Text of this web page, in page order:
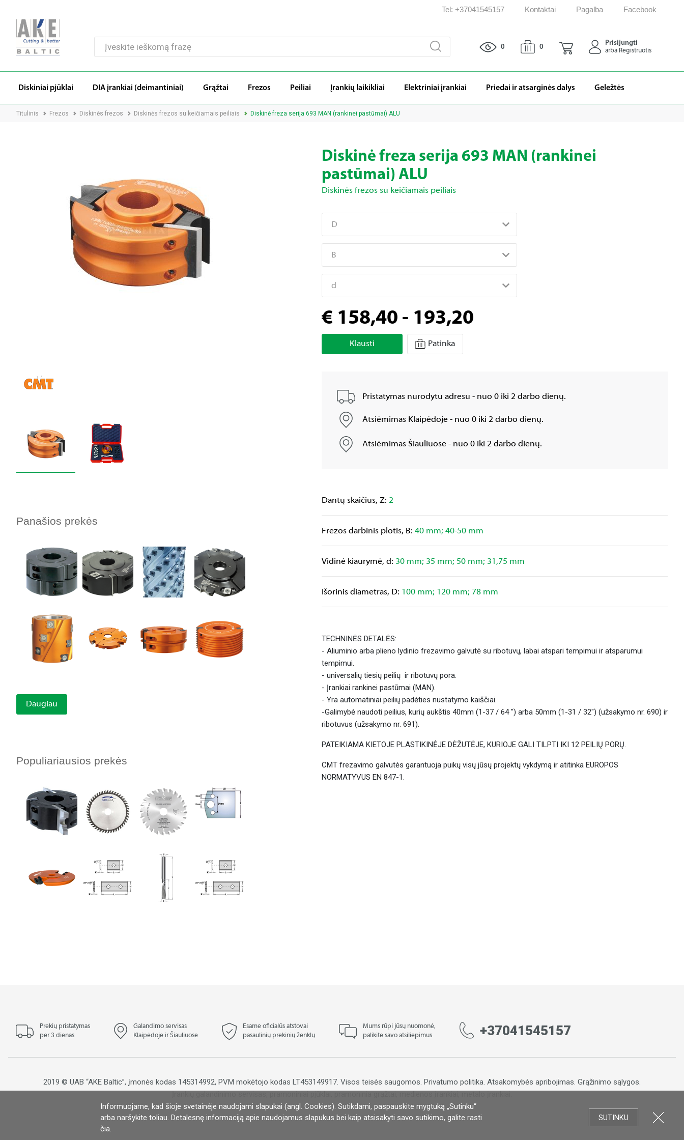
Informuojame, kad šioje svetainėje naudojami slapukai (angl. Cookies). Sutikdami, paspauskite mygtuką „Sutinku“
arba naršykite toliau. Detalesnę informaciją apie naudojamus slapukus bei kaip atsisakyti savo sutikimo, galite rasti
čia.
SUTINKU
Tel: +37041545157 Kontaktai Pagalba Facebook
Diskiniai pjūklai DIA įrankiai (deimantiniai) Grąžtai Frezos Peiliai Įrankių laikikliai Elektriniai įrankiai Priedai ir atsarginės dalys Geležtės
0 0
Prisijungti
arba Registruotis
Titulinis Frezos Diskinės frezos Diskinės frezos su keičiamais peiliais Diskinė freza serija 693 MAN (rankinei pastūmai) ALU
Panašios prekės
Daugiau
Populiariausios prekės
Diskinė freza serija 693 MAN (rankinei
pastūmai) ALU
Diskinės frezos su keičiamais peiliais
D
B
d
€ 158,40 - 193,20
Klausti Patinka
Pristatymas nurodytu adresu - nuo 0 iki 2 darbo dienų.
Atsiėmimas Klaipėdoje - nuo 0 iki 2 darbo dienų.
Atsiėmimas Šiauliuose - nuo 0 iki 2 darbo dienų.
Dantų skaičius, Z: 2
Frezos darbinis plotis, B: 40 mm; 40-50 mm
Vidinė kiaurymė, d: 30 mm; 35 mm; 50 mm; 31,75 mm
Išorinis diametras, D: 100 mm; 120 mm; 78 mm
TECHNINĖS DETALĖS:
- Aliuminio arba plieno lydinio frezavimo galvutė su ribotuvų, labai atspari tempimui ir atsparumui
tempimui.
- universalių tiesių peilių ir ribotuvų pora.
- Įrankiai rankinei pastūmai (MAN).
- Yra automatiniai peilių padėties nustatymo kaiščiai.
-Galimybė naudoti peilius, kurių aukštis 40mm (1-37 / 64 ") arba 50mm (1-31 / 32") (užsakymo nr. 690) ir
ribotuvus (užsakymo nr. 691).
PATEIKIAMA KIETOJE PLASTIKINĖJE DĖŽUTĖJE, KURIOJE GALI TILPTI IKI 12 PEILIŲ PORŲ.
CMT frezavimo galvutės garantuoja puikų visų jūsų projektų vykdymą ir atitinka EUROPOS
NORMATYVUS EN 847-1.
Prekių pristatymas
per 3 dienas
Galandimo servisas
Klaipėdoje ir Šiauliuose
Esame oficialūs atstovai
pasaulinių prekinių ženklų
Mums rūpi jūsų nuomonė,
palikite savo atsiliepimus
+37041545157
2019 © UAB “AKE Baltic”, įmonės kodas 145314992, PVM mokėtojo kodas LT453149917. Visos teisės saugomos. Privatumo politika. Atsakomybės apribojimas. Grąžinimo sąlygos.
Svetainių talpinimas:
El. parduotuvių kūrimas: